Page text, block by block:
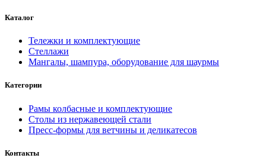
Каталог
Тележки и комплектующие
Стеллажи
Мангалы, шампура, оборудование для шаурмы
Категории
Рамы колбасные и комплектующие
Столы из нержавеющей стали
Пресс-формы для ветчины и деликатесов
Контакты